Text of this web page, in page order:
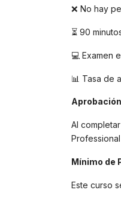
❌ No hay
⏳ 90
💻 Examen
📊 Tasa de
Al
Mínimo de
Este curso